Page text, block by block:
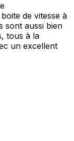
de vitesse à
sont aussi bien
tous à la
un excellent